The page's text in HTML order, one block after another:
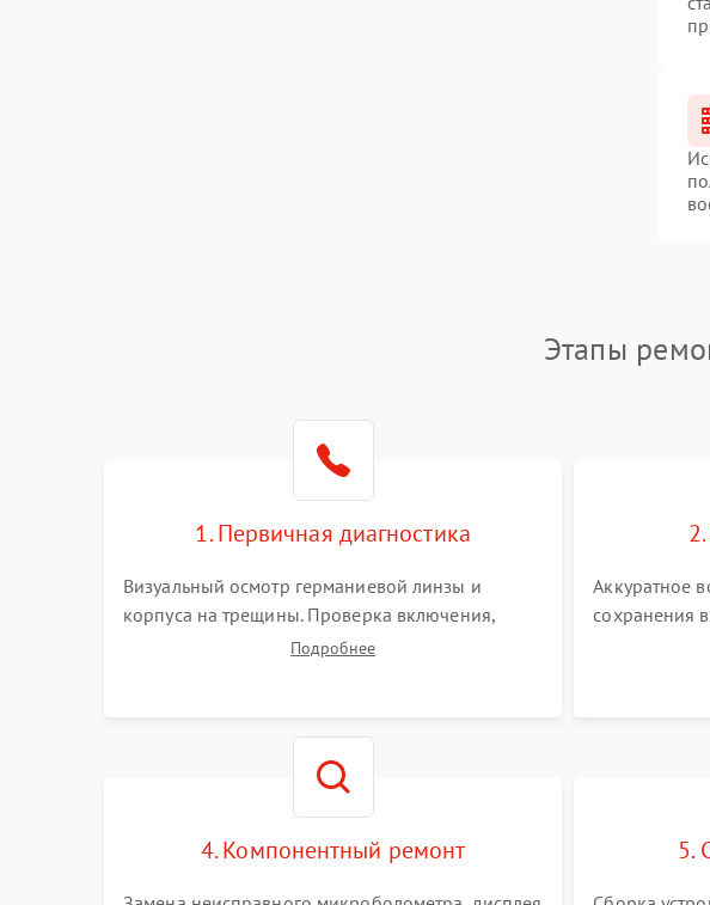
Этапы
1. Первичная диагностика
Визуальный осмотр германиевой линзы и
корпуса на трещины. Проверка включения,
реакции кнопок и разъемов зарядки. Оценка
Подробнее
Аккуратное
сохранения
питания и
4. Компонентный ремонт 5.